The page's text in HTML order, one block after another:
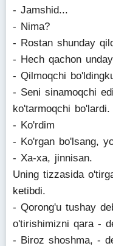
- Jamshid...
- Nima?
- Rostan shunday
- Hech qachon
- Qilmoqchi
- Seni sinamoqchi
ko'tarmoqchi bo'lardi.
- Ko'rdim
- Ko'rgan bo'lsang,
- Xa-xa, jinnisan.
Uning tizzasida
ketibdi.
- Qorong'u tushay
o'tirishimizni qara -
- Biroz shoshma, -